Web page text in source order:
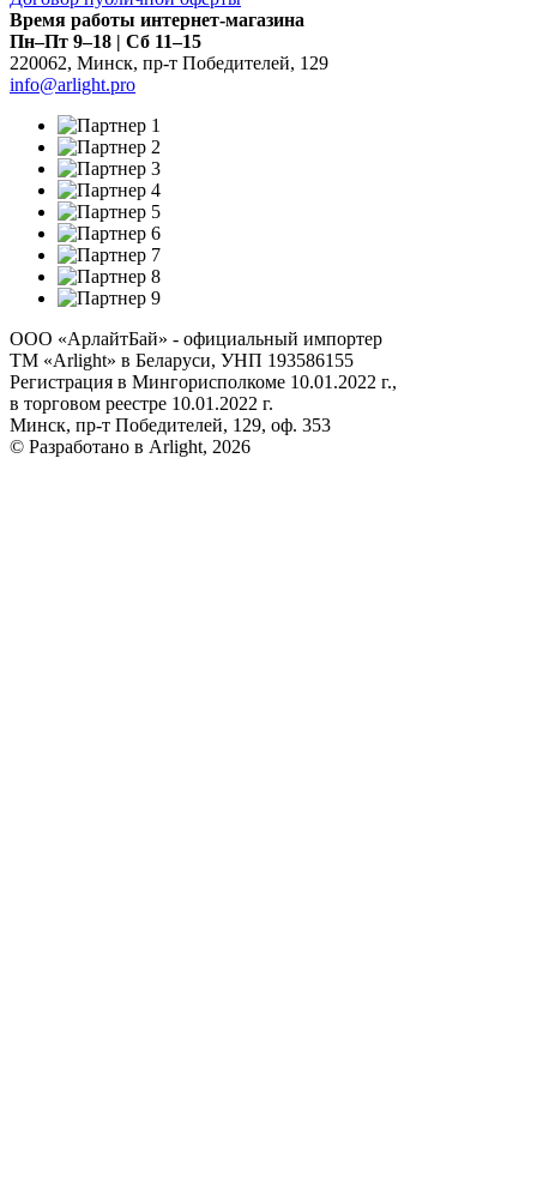
Время работы интернет-магазина
Пн–Пт 9–18 | Сб 11–15
220062, Минск, пр-т Победителей, 129
info@arlight.pro
ООО «АрлайтБай» - официальный импортер
ТМ «Arlight» в Беларуси, УНП 193586155
Регистрация в Мингорисполкоме 10.01.2022 г.,
в торговом реестре 10.01.2022 г.
Минск, пр-т Победителей, 129, оф. 353
© Разработано в Arlight, 2026